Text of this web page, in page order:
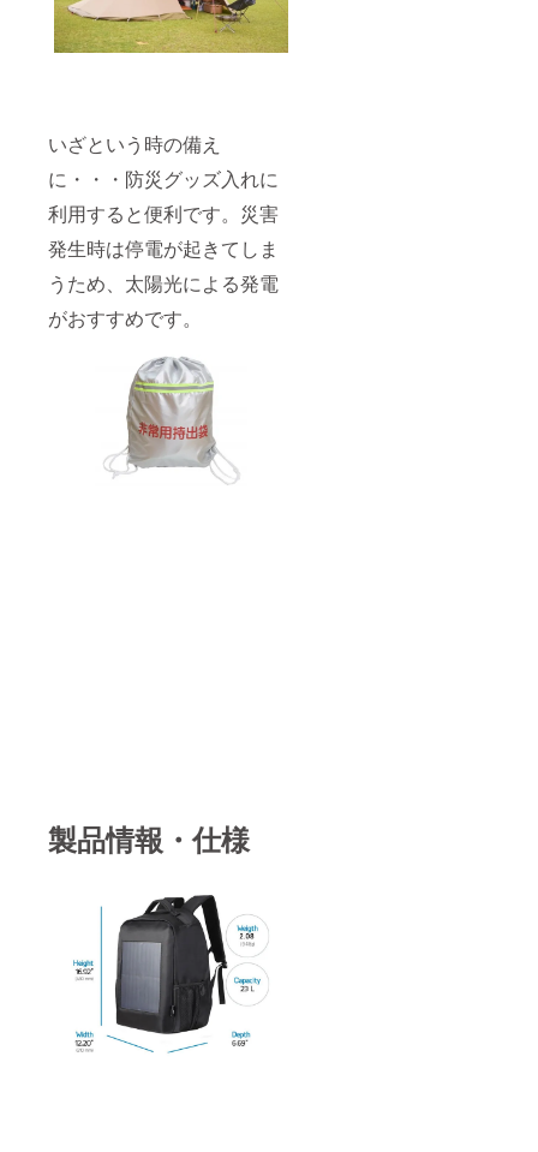
いざという時の備え
に・・・防災グッズ入れに
利用すると便利です。災害
発生時は停電が起きてしま
うため、太陽光による発電
がおすすめです。
製品情報・仕様